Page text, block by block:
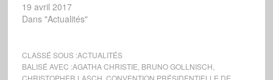
19 avril 2017
Dans "Actualités"
CLASSÉ SOUS :ACTUALITÉS
BALISÉ AVEC :AGATHA CHRISTIE BRUNO GOLLNISCH
CHRISTOPHER LASCH CONVENTION PRÉSIDENTIELLE DE